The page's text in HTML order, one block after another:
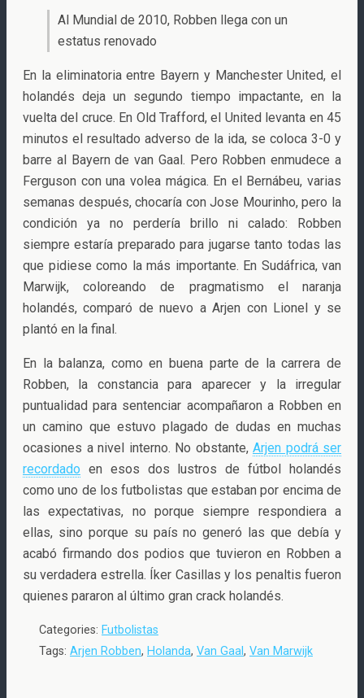
Al Mundial de 2010, Robben llega con un
estatus renovado
En la eliminatoria entre Bayern y Manchester United, el
holandés deja un segundo tiempo impactante, en la
vuelta del cruce. En Old Trafford, el United levanta en 45
minutos el resultado adverso de la ida, se coloca 3-0 y
barre al Bayern de van Gaal. Pero Robben enmudece a
Ferguson con una volea mágica. En el Bernábeu, varias
semanas después, chocaría con Jose Mourinho, pero la
condición ya no perdería brillo ni calado: Robben
siempre estaría preparado para jugarse tanto todas las
que pidiese como la más importante. En Sudáfrica, van
Marwijk, coloreando de pragmatismo el naranja
holandés, comparó de nuevo a Arjen con Lionel y se
plantó en la final.
En la balanza, como en buena parte de la carrera de
Robben, la constancia para aparecer y la irregular
puntualidad para sentenciar acompañaron a Robben en
un camino que estuvo plagado de dudas en muchas
ocasiones a nivel interno. No obstante, Arjen podrá ser
recordado en esos dos lustros de fútbol holandés
como uno de los futbolistas que estaban por encima de
las expectativas, no porque siempre respondiera a
ellas, sino porque su país no generó las que debía y
acabó firmando dos podios que tuvieron en Robben a
su verdadera estrella. Íker Casillas y los penaltis fueron
quienes pararon al último gran crack holandés.
Categories: Futbolistas
Tags: Arjen Robben, Holanda, Van Gaal, Van Marwijk